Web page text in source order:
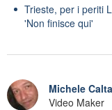
Trieste, per i periti
'Non finisce qui'
Michele
Video Maker